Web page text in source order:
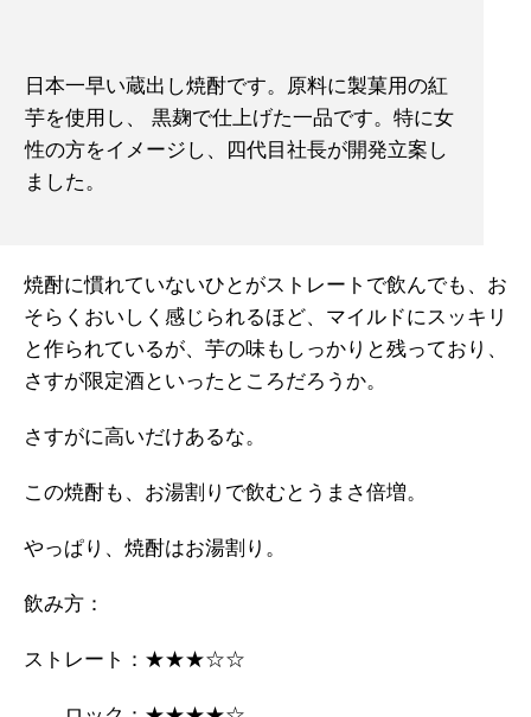
日本一早い蔵出し焼酎です。原料に製菓用の紅
芋を使用し、 黒麹で仕上げた一品です。特に女
性の方をイメージし、四代目社長が開発立案し
ました。
焼酎に慣れていないひとがストレートで飲んでも、お
そらくおいしく感じられるほど、マイルドにスッキリ
と作られているが、芋の味もしっかりと残っており、
さすが限定酒といったところだろうか。
さすがに高いだけあるな。
この焼酎も、お湯割りで飲むとうまさ倍増。
やっぱり、焼酎はお湯割り。
飲み方：
ストレート：★★★☆☆